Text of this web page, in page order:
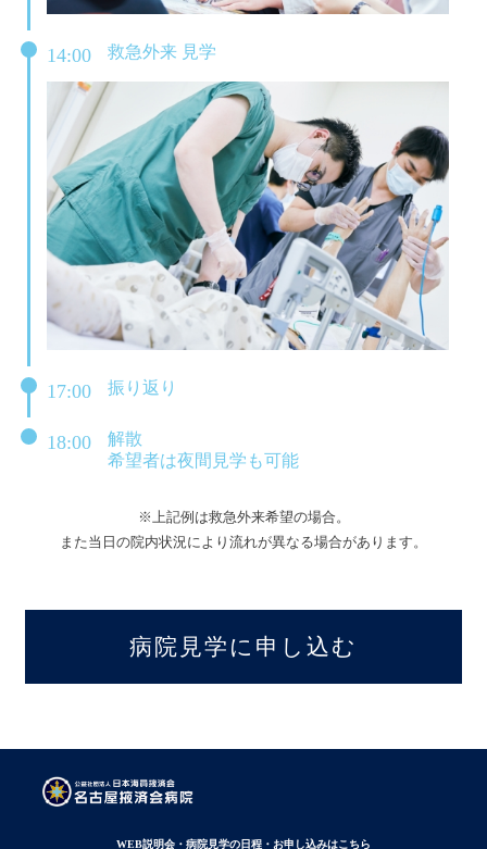
14:00 救急外来 見学
17:00 振り返り
18:00
解散
希望者は夜間見学も可能
※上記例は救急外来希望の場合。
また当日の院内状況により流れが異なる場合があります。
病院見学に申し込む
WEB説明会・病院見学の日程・お申し込みはこちら